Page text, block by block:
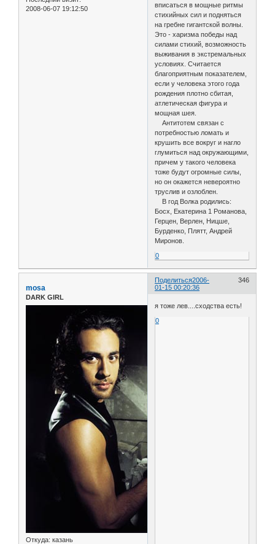
2008-06-07 19:12:50
вписаться в мощные ритмы
стихийных сил и подняться
на гребне гигантской волны.
Это - харизма победы над
силами стихий, возможность
выживания в экстремальных
условиях. Считается
благоприятным показателем,
если у человека этого года
рождения плотно сбитая,
атлетическая фигура и
мощная шея.
Антитотем связан с
потребностью ломать и
крушить все вокруг и нагло
глумиться над окружающими,
причем у такого человека
тоже будут огромные силы,
но он окажется невероятно
труслив и озлоблен.
В год Волка родились:
Босх, Екатерина 1 Романова,
Герцен, Верлен, Ницше,
Бурденко, Плятт, Андрей
Миронов.
0
Поделиться 346
2006-
01-15 00:20:36
mosa
DARK GIRL
Откуда: казань
я тоже лев....сходства есть!
0